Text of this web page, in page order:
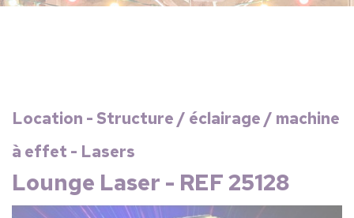
Location - Structure / éclairage / machine
à effet - Lasers
Lounge Laser - REF 25128